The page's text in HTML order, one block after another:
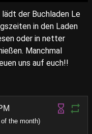
der Buchladen Le
in den Laden
oder in netter
Manchmal
uns auf euch!!
the month)